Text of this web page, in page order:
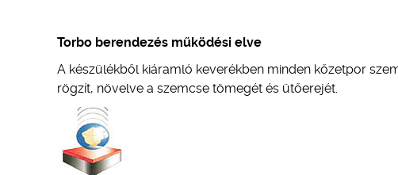
Torbo berendezés működési elve
A készülékből kiáramló keverékben minden kőzetpor
rögzít, növelve a szemcse tömegét és ütőerejét.